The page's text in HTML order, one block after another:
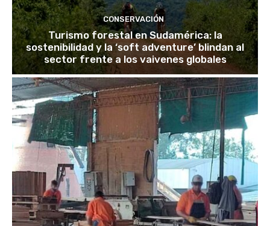
CONSERVACIÓN
Turismo forestal en Sudamérica: la
sostenibilidad y la ‘soft adventure’ blindan al
sector frente a los vaivenes globales